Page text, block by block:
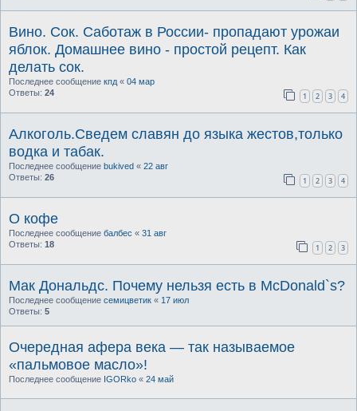
Вино. Сок. Саботаж в России- пропадают урожаи
яблок. Домашнее вино - простой рецепт. Как
делать сок.
Последнее сообщение кпд « 04 мар
Ответы: 24 1 2 3 4
Алкоголь.Сведем славян до языка жестов,только
водка и табак.
Последнее сообщение bukived « 22 авг
Ответы: 26 1 2 3 4
О кофе
Последнее сообщение балбес « 31 авг
Ответы: 18 1 2 3
Мак Дональдс. Почему нельзя есть в McDonald`s?
Последнее сообщение семицветик « 17 июл
Ответы: 5
Очередная афера века — так называемое
«пальмовое масло»!
Последнее сообщение IGORko « 24 май